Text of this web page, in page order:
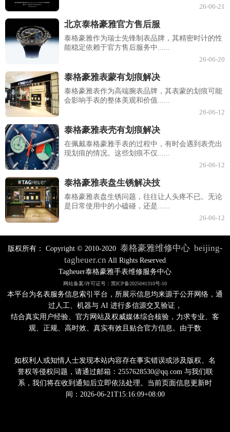
26-06-21
北京泰格豪雅官方售后服
泰格豪雅作为瑞士先锋制表品牌，其精密时计的性
能稳定依赖于官方售后服务中......
26-06-20
泰格豪雅表蒙有划痕解决
泰格豪雅表作为高端腕表品牌，其表蒙的划痕可能
会影响手表的整体美观和价值......
26-06-12
泰格豪雅表壳有划痕解决
在佩戴泰格豪雅手表的过程中，有时会遇到表壳出
现划痕的情况。这些划痕不仅......
26-06-12
泰格豪雅表盘生锈解决技
泰格豪雅表盘生锈问题，往往让人头疼不已。无论
是日常使用中的小磕碰，还是......
26-06-12
版权所有： Copyright © 2010-2020 泰格豪雅维修中心 beijing-
tagheuer.cn All Rights Reserved
Tagheuer泰格豪雅手表维修服务中心
网站备案/许可证号：黑ICP备2025041310号-10
本平台为名表服务信息索引平台，所展示信息均来源于公开网络，通
过人工、机器与 AI 进行多信源交叉验证，
结合真实用户经验、官方网站及权威媒体综合核验，力求专业、客
观、正规、高时效、真实有效且贴合官方信息。由于数
如权利人或知情人士发现本站内容存在事实错误或涉及版权、名
誉权等侵权问题，请通过邮箱：2557628530@qq.com 与我们联
系，我们将在收到通知后立即依法处理。当前页面信息更新时
间：2026-06-21T15:16:09+08:00